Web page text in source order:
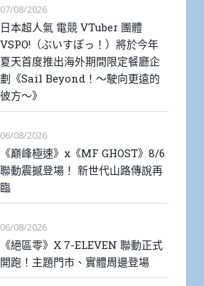
07/08/2026
日本超人氣 電競 VTuber 團體
VSPO!（ぶいすぽっ！）將於今年
夏天首度推出海外期間限定餐廳企
劃《Sail Beyond！～駛向更遠的
彼方～》
06/08/2026
《巔峰極速》x《MF GHOST》8/6
聯動震撼登場！ 新世代山路傳說再
臨
06/08/2026
《絕區零》X 7-ELEVEN 聯動正式
開跑！主題門市、實體周邊登場